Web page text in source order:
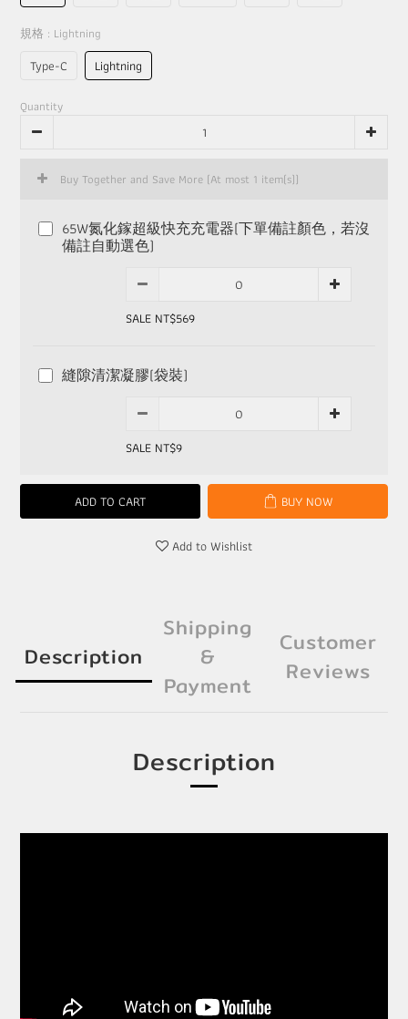
規格 : Lightning
Type-C Lightning
Quantity
Buy Together and Save More (At most 1 item(s))
65W氮化鎵超級快充充電器(下單備註顏色，若沒
備註自動選色)
SALE NT$569
縫隙清潔凝膠(袋裝)
SALE NT$9
ADD TO CART BUY NOW
Add to Wishlist
Description
Shipping
&
Payment
Customer
Reviews
Description